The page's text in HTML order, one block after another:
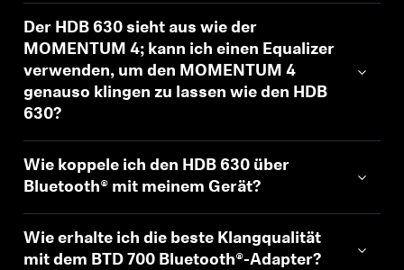
Entdecken
Über uns
Innovationen
Soundspace
Der HDB 630 sieht aus wie der
MOMENTUM 4; kann ich einen Equalizer
verwenden, um den MOMENTUM 4
genauso klingen zu lassen wie den HDB
630?
Wie koppele ich den HDB 630 über
Bluetooth® mit meinem Gerät?
Wie erhalte ich die beste Klangqualität
mit dem BTD 700 Bluetooth®-Adapter?